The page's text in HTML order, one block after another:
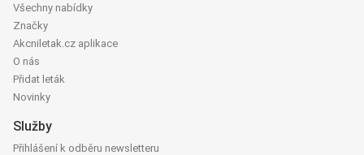
Všechny nabídky
Značky
Akcniletak.cz aplikace
O nás
Přidat leták
Novinky
Služby
Přihlášení k odběru newsletteru